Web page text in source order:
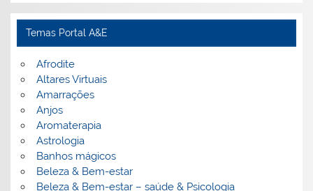
Temas Portal A&E
Afrodite
Altares Virtuais
Amarrações
Anjos
Aromaterapia
Astrologia
Banhos mágicos
Beleza & Bem-estar
Beleza & Bem-estar – saúde & Psicologia